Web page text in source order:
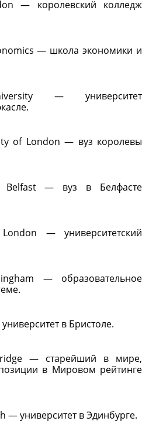
— королевский колледж
— школа экономики и
— университет
of London — вуз королевы
Belfast — вуз в Белфасте
— университетский
— образовательное
в Бристоле.
— старейший в мире,
в Мировом рейтинге
— университет в Эдинбурге.